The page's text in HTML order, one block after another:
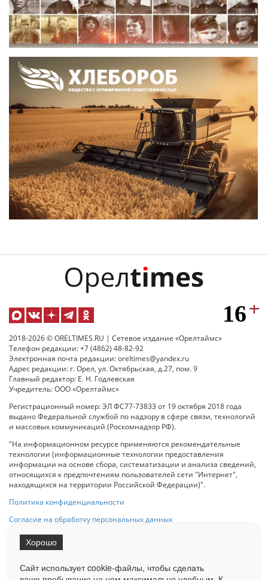
2018-2026 © ORELTIMES.RU | Сетевое издание «Орелтаймс»
Телефон редакции: +7 (4862) 48-82-92
Электронная почта редакции: oreltimes@yandex.ru
Адрес редакции: г. Орел, ул. Октябрьская, д.27, пом. 9
Главный редактор: Е. Н. Годлевская
Учредитель: ООО «Орелтаймс»
Регистрационный номер: ЭЛ ФС77-73833 от 19 октября 2018 года
выдано Федеральной службой по надзору в сфере связи, технологий
и массовых коммуникаций (Роскомнадзор РФ).
"На информационном ресурсе применяются рекомендательные
технологии (информационные технологии предоставления
информации на основе сбора, систематизации и анализа сведений,
относящихся к предпочтениям пользователей сети "Интернет",
находящихся на территории Российской Федерации)".
Политика конфиденциальности
Согласие на обработку персональных данных
на Сетевое издание «ОрелТаймс» обязательна.
Сайт использует cookie-файлы, чтобы сделать
Хорошо